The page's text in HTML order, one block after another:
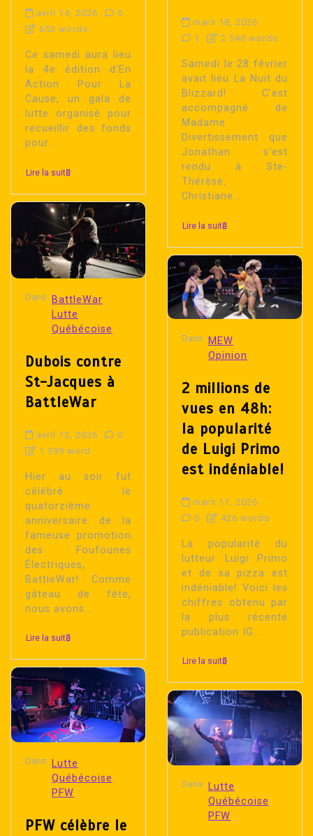
avril 14, 2026
0
653 words
Ce samedi aura lieu
la 4e édition d’En
Action Pour La
Cause, un gala de
lutte organisé pour
recueillir des fonds
pour...
Lire la suite
Dans
BattleWar
Lutte
Québécoise
Dubois contre
St-Jacques à
BattleWar
avril 13, 2026
0
1 399 word
Hier au soir fut
célébré le
quatorzième
anniversaire de la
fameuse promotion
des Foufounes
Électriques,
BattleWar! Comme
gâteau de fête,
nous avons...
Lire la suite
Dans
Lutte
Québécoise
PFW
PFW célèbre le
mars 18, 2026
1
2 540 words
Samedi le 28 février
avait lieu La Nuit du
Blizzard! C’est
accompagné de
Madame
Divertissement que
Jonathan s’est
rendu à Ste-
Thérèse,
Christiane...
Lire la suite
Dans
MEW
Opinion
2 millions de
vues en 48h:
la popularité
de Luigi Primo
est indéniable!
mars 11, 2026
0
426 words
La popularité du
lutteur Luigi Primo
et de sa pizza est
indéniable! Voici les
chiffres obtenu par
la plus récente
publication IG...
Lire la suite
Dans
Lutte
Québécoise
PFW